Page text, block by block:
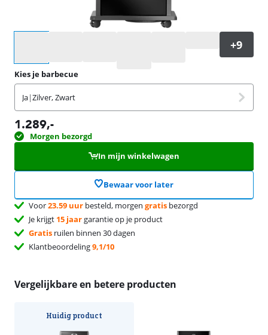
Kies je barbecue
Ja|Zilver, Zwart
1.289,-
Morgen bezorgd
In mijn winkelwagen
Bewaar voor later
Voor23.59 uur besteld, morgen gratis bezorgd
Je krijgt 15 jaargarantie op je product
Gratis ruilen binnen 30 dagen
Klantbeoordeling9,1/10
Vergelijkbare en betere producten
Huidig product